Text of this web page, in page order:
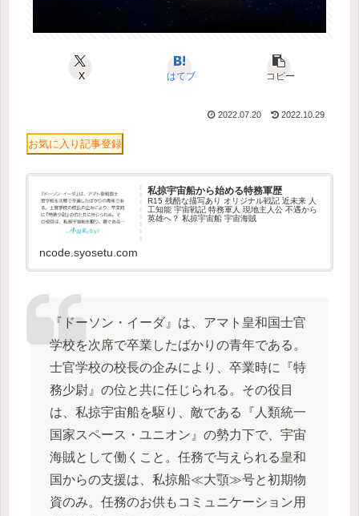
X はてブ コピー
2022.07.20 2022.10.29
お気に入り記事登録
私掠宇宙船から始める特務軍歴
R15 残酷な描写あり オリジナル戦記 近未来 人
工知能 宇宙戦記 特務軍人 現地主人公 不遇から
英雄へ？ 私掠宇宙船 宇宙海賊
ncode.syosetu.com
『ドーソン・イーダ』は、アマト皇和国士官
学校を次席で卒業したばかりの青年である。
士官学校の校長の企みにより、卒業時に『特
務少尉』の位と共に任じられる。その役目
は、私掠宇宙船を駆り、敵である『人類統一
国家スペース・ユニオン』の勢力下で、宇宙
海賊として働くこと。任務で与えられる皇和
国からの支援は、私掠船≪大顎≫号と初期物
資のみ。任務のお供もコミュニケーション用